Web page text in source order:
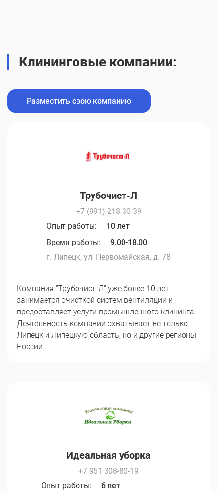
Клининговые компании:
Разместить свою компанию
Трубочист-Л
+7 (991) 218-30-39
Опыт работы:
10 лет
Время работы:
9.00-18.00
г. Липецк, ул. Первомайская, д. 78
Компания "Трубочист-Л" уже более 10 лет
занимается очисткой систем вентиляции и
предоставляет услуги промышленного клининга.
Деятельность компании охватывает не только
Липецк и Липецкую область, но и другие регионы
России.
Идеальная уборка
+7 951 308-80-19
Опыт работы:
6 лет